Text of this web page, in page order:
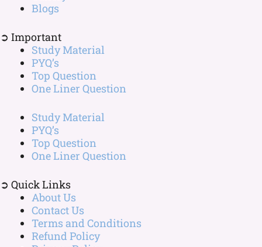
Blogs
➲ Important
Study Material
PYQ’s
Top Question
One Liner Question
Study Material
PYQ’s
Top Question
One Liner Question
➲ Quick Links
About Us
Contact Us
Terms and Conditions
Refund Policy